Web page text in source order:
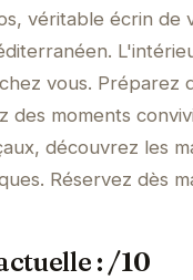
véritable écrin
vous. Préparez
des moments
découvrez les
Réservez dès
: /10